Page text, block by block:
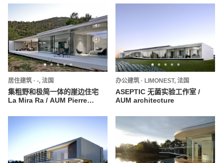
居住建筑 · -, 法国
集粗野和极简一体的崖边住宅
La Mira Ra / AUM Pierre
办公建筑 · LIMONEST, 法国
ASEPTIC 无菌实验工作室 /
AUM architecture